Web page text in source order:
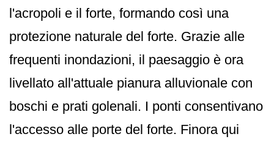
l'acropoli e il forte, formando così una
protezione naturale del forte. Grazie alle
frequenti inondazioni, il paesaggio è ora
livellato all'attuale pianura alluvionale con
boschi e prati golenali. I ponti consentivano
l'accesso alle porte del forte. Finora qui